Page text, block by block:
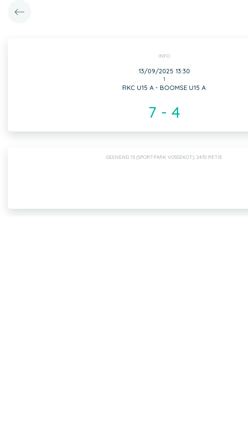
INFO
13/09/2025 13:30
1
RKC U15 A - BOOMSE U15 A
7 - 4
GEENEND 15 (SPORTPARK VOSSEKOT), 2470 RETIE